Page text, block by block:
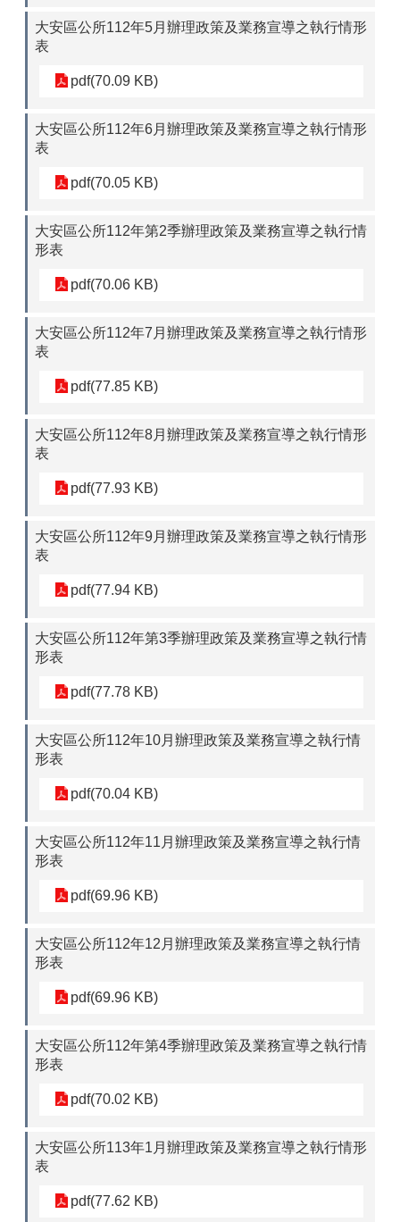
大安區公所112年5月辦理政策及業務宣導之執行情形
表
pdf(70.09 KB)
大安區公所112年6月辦理政策及業務宣導之執行情形
表
pdf(70.05 KB)
大安區公所112年第2季辦理政策及業務宣導之執行情
形表
pdf(70.06 KB)
大安區公所112年7月辦理政策及業務宣導之執行情形
表
pdf(77.85 KB)
大安區公所112年8月辦理政策及業務宣導之執行情形
表
pdf(77.93 KB)
大安區公所112年9月辦理政策及業務宣導之執行情形
表
pdf(77.94 KB)
大安區公所112年第3季辦理政策及業務宣導之執行情
形表
pdf(77.78 KB)
大安區公所112年10月辦理政策及業務宣導之執行情
形表
pdf(70.04 KB)
大安區公所112年11月辦理政策及業務宣導之執行情
形表
pdf(69.96 KB)
大安區公所112年12月辦理政策及業務宣導之執行情
形表
pdf(69.96 KB)
大安區公所112年第4季辦理政策及業務宣導之執行情
形表
pdf(70.02 KB)
大安區公所113年1月辦理政策及業務宣導之執行情形
表
pdf(77.62 KB)